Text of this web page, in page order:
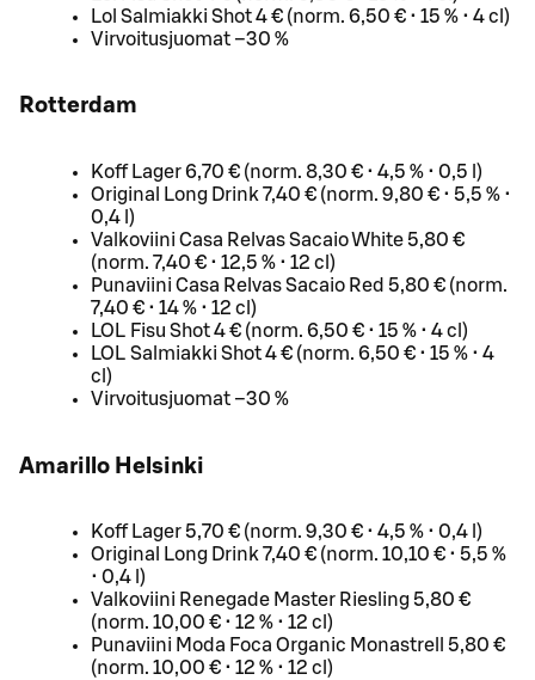
Lol Salmiakki Shot 4 € (norm. 6,50 € • 15 % • 4 cl)
Virvoitusjuomat –30 %
Rotterdam
Koff Lager 6,70 € (norm. 8,30 € • 4,5 % • 0,5 l)
Original Long Drink 7,40 € (norm. 9,80 € • 5,5 % •
0,4 l)
Valkoviini Casa Relvas Sacaio White 5,80 €
(norm. 7,40 € • 12,5 % • 12 cl)
Punaviini Casa Relvas Sacaio Red 5,80 € (norm.
7,40 € • 14 % • 12 cl)
LOL Fisu Shot 4 € (norm. 6,50 € • 15 % • 4 cl)
LOL Salmiakki Shot 4 € (norm. 6,50 € • 15 % • 4
cl)
Virvoitusjuomat –30 %
Amarillo Helsinki
Koff Lager 5,70 € (norm. 9,30 € • 4,5 % • 0,4 l)
Original Long Drink 7,40 € (norm. 10,10 € • 5,5 %
• 0,4 l)
Valkoviini Renegade Master Riesling 5,80 €
(norm. 10,00 € • 12 % • 12 cl)
Punaviini Moda Foca Organic Monastrell 5,80 €
(norm. 10,00 € • 12 % • 12 cl)